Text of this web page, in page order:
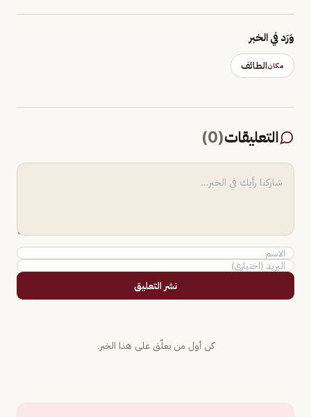
وَرَد في الخبر
مكانالطائف
التعليقات(
0
)
نشر التعليق
كن أول من يعلّق على هذا الخبر.